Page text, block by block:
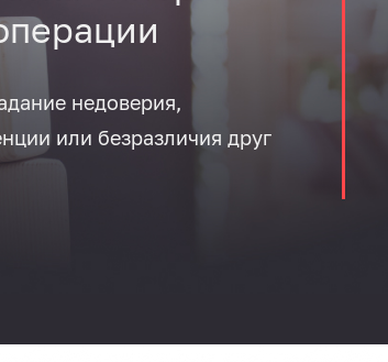
недоверия,
или безразличия друг